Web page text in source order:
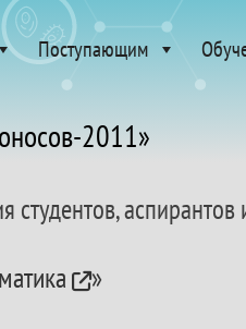
Поступающим
2011»
»